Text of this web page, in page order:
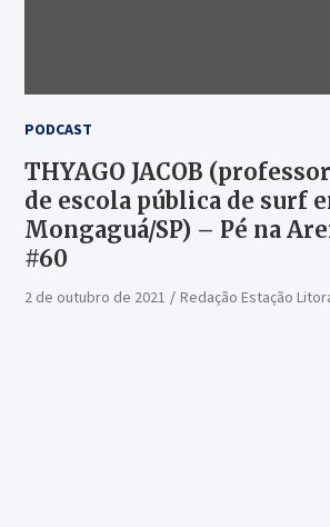
PODCAST
THYAGO JACOB
de escola pública de surf
Mongaguá/SP) – Pé na
#60
2 de outubro de 2021 Redação Estação